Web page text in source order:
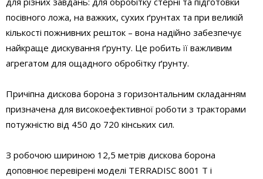
посівного ложа, на важких, сухих ґрунтах та при великій
кількості пожнивних решток – вона надійно забезпечує
найкраще дискування ґрунту. Це робить її важливим
агрегатом для ощадного обробітку ґрунту.
Причіпна дискова борона з горизонтальним складанням
призначена для високоефективної роботи з тракторами
потужністю від 450 до 720 кінських сил.
З робочою шириною 12,5 метрів дискова борона
доповнює перевірені моделі TERRADISC 8001 T і